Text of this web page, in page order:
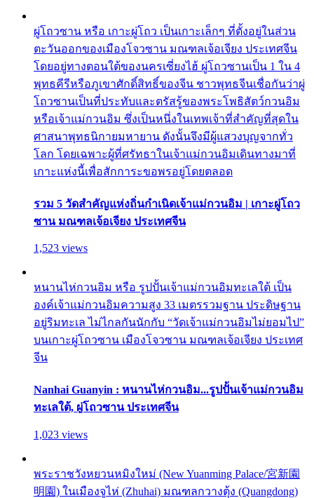
ผู่โถวซาน หรือ เกาะผู่โถว เป็นเกาะเล็กๆ ที่ตั้งอยู่ในส่วน
ตะวันออกของเมืองโจวซาน มณฑลเจ้อเจียง ประเทศจีน
โดยอยู่ทางตอนใต้ของนครเซี่ยงไฮ้ ผู่โถวซานเป็น 1 ใน 4
พุทธคีรีหรือภูเขาศักดิ์สิทธิ์ของจีน ชาวพุทธจีนเชื่อกันว่าผู่
โถวซานเป็นที่ประทับและตรัสรู้ของพระโพธิสัตว์กวนอิม
หรือเจ้าแม่กวนอิม ซึ่งเป็นหนึ่งในเทพเจ้าที่สำคัญที่สุดใน
ศาสนาพุทธนิกายมหายาน ดังนั้นจึงมีผู้แสวงบุญจากทั่ว
โลก โดยเฉพาะผู้ที่ศรัทธาในเจ้าแม่กวนอิมเดินทางมาที่
เกาะแห่งนี้เพื่อสักการะขอพรอยู่โดยตลอด
รวม 5 วัดสำคัญแห่งถิ่นกำเนิดเจ้าแม่กวนอิม | เกาะผู่โถว
ซาน มณฑลเจ้อเจียง ประเทศจีน
1,523 views
หนานไห่กวนอิม หรือ รูปปั้นเจ้าแม่กวนอิมทะเลใต้ เป็น
องค์เจ้าแม่กวนอิมความสูง 33 เมตรรวมฐาน ประดิษฐาน
อยู่ริมทะเล ไม่ไกลกันนักกับ “วัดเจ้าแม่กวนอิมไม่ยอมไป”
บนเกาะผู่โถวซาน เมืองโจวซาน มณฑลเจ้อเจียง ประเทศ
จีน
Nanhai Guanyin : หนานไห่กวนอิม...รูปปั้นเจ้าแม่กวนอิม
ทะเลใต้, ผู่โถวซาน ประเทศจีน
1,023 views
พระราชวังหยวนหมิงใหม่ (New Yuanming Palace/宮新園
明園) ในเมืองจูไห่ (Zhuhai) มณฑลกวางตุ้ง (Quangdong)